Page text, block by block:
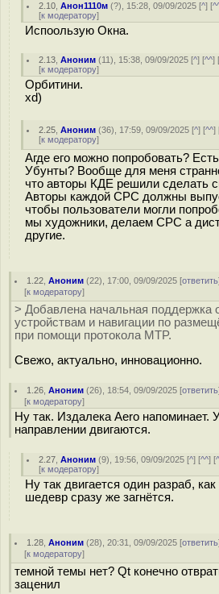
2.10 ,Анон1110м (?), 15:28, 09/09/2025 [^] [
[к модератору]
Испоользую Окна.
2.13 ,Аноним (11), 15:38, 09/09/2025 [^] [^^]
[к модератору]
Орбитини.
xd)
2.25 ,Аноним (36), 17:59, 09/09/2025 [^] [^^]
[к модератору]
Агде его можно попробовать?
Убунты? Вообще для меня
что авторы КДЕ решили сделать
Авторы каждой СРС должны
чтобы пользователи могли
мы художники, делаем СРС а
другие.
1.22 ,Аноним (22), 17:00, 09/09/2025 [ответить
[к модератору]
> Добавлена начальная
устройствам и навигации по
при помощи протокола MTP.
Свежо, актуально, инновационно.
1.26 ,Аноним (26), 18:54, 09/09/2025 [ответить
[к модератору]
Ну так. Издалека Aero
направлении двигаются.
2.27 ,Аноним (9), 19:56, 09/09/2025 [^] [^^] [
[к модератору]
Ну так двигается один разраб,
шедевр сразу же загнётся.
1.28 ,Аноним (28), 20:31, 09/09/2025 [ответить
[к модератору]
темной темы нет? Qt конечно
заценил